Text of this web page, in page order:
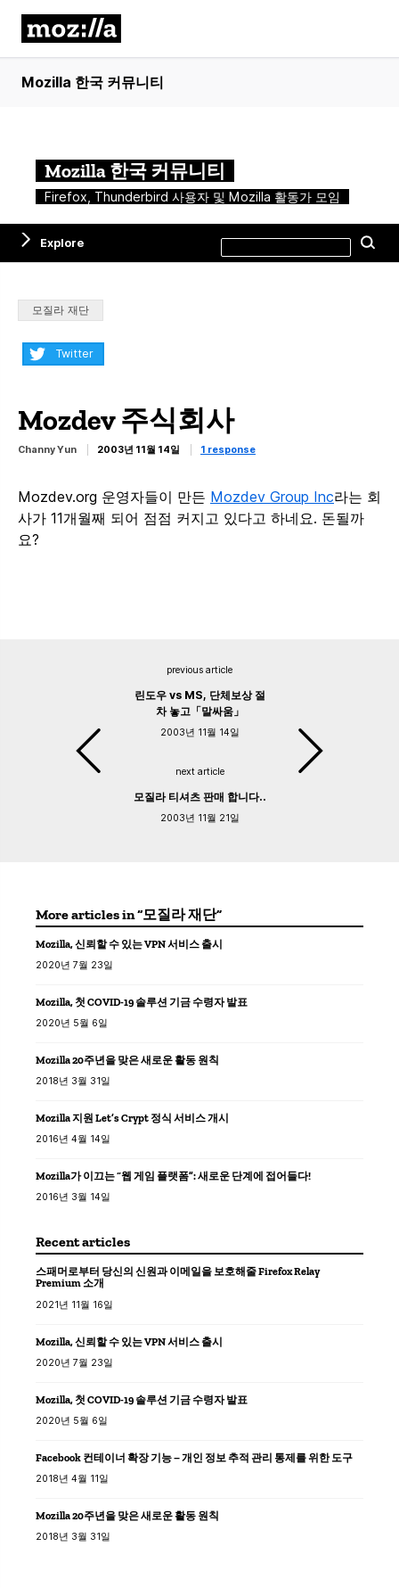
Mozilla 한국 커뮤니티
Mozilla 한국 커뮤니티
Firefox, Thunderbird 사용자 및 Mozilla 활동가 모임
Explore
this
site
Categories:
모질라 재단
Share:Twitter
Mozdev 주식회사
Channy Yun 2003년 11월 14일 1 response
Mozdev.org 운영자들이 만든 Mozdev Group Inc라는 회
사가 11개월째 되어 점점 커지고 있다고 하네요. 돈될까
요?
previous article
린도우 vs MS, 단체보상 절
차 놓고「말싸움」
2003년 11월 14일
next article
모질라 티셔츠 판매 합니다..
2003년 11월 21일
More articles in “모질라 재단”
Mozilla, 신뢰할 수 있는 VPN 서비스 출시
2020년 7월 23일
Mozilla, 첫 COVID-19 솔루션 기금 수령자 발표
2020년 5월 6일
Mozilla 20주년을 맞은 새로운 활동 원칙
2018년 3월 31일
Mozilla 지원 Let’s Crypt 정식 서비스 개시
2016년 4월 14일
Mozilla가 이끄는 “웹 게임 플랫폼”: 새로운 단계에 접어들다!
2016년 3월 14일
Recent articles
스패머로부터 당신의 신원과 이메일을 보호해줄 Firefox Relay
Premium 소개
2021년 11월 16일
Mozilla, 신뢰할 수 있는 VPN 서비스 출시
2020년 7월 23일
Mozilla, 첫 COVID-19 솔루션 기금 수령자 발표
2020년 5월 6일
Facebook 컨테이너 확장 기능 – 개인 정보 추적 관리 통제를 위한 도구
2018년 4월 11일
Mozilla 20주년을 맞은 새로운 활동 원칙
2018년 3월 31일